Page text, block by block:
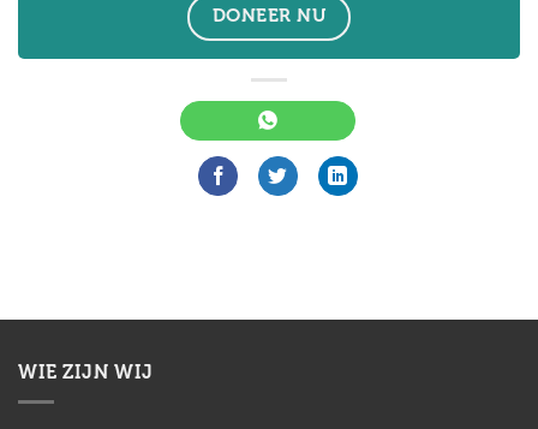
DONEER NU
WIE ZIJN WIJ